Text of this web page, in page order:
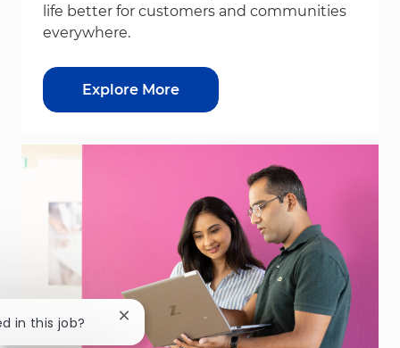
life better for customers and communities
everywhere.
Explore More
in this job? Close chatbot notification